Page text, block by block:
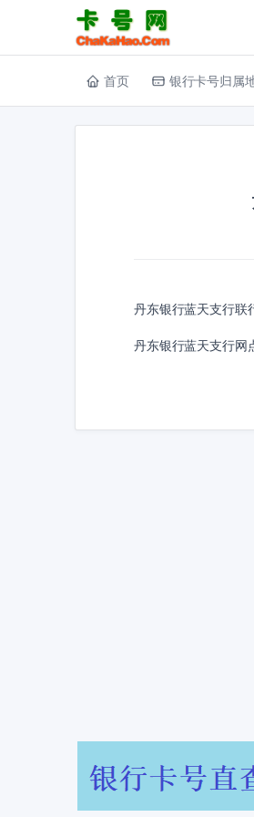
首页 银行卡号归属
丹东银行蓝天支行联
丹东银行蓝天支行网